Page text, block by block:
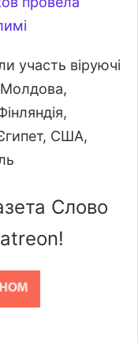
участь віруючі
Молдова,
США,
Слово